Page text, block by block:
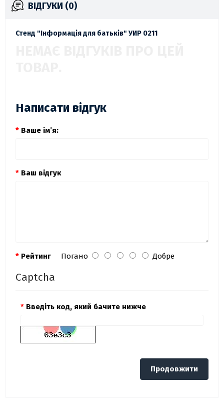
ВІДГУКИ (0)
Стенд "Інформація для батьків" УИР 0211
Написати відгук
Ваше ім’я:
Ваш відгук
Рейтинг Погано Добре
Captcha
Введіть код, який бачите нижче
Продовжити